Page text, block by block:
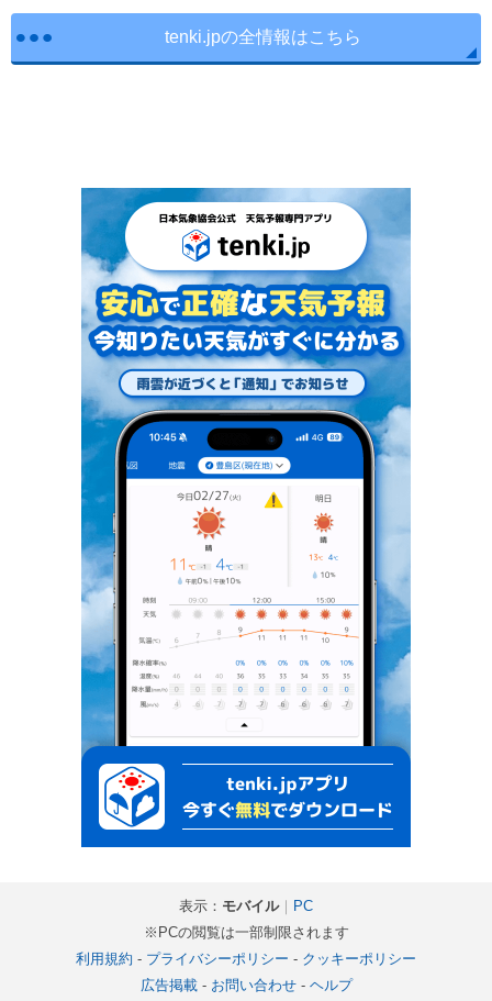
tenki.jpの全情報はこちら
表示： モバイル｜ PC
※PCの閲覧は一部制限されます
利用規約 - プライバシーポリシー - クッキーポリシー
広告掲載- お問い合わせ- ヘルプ